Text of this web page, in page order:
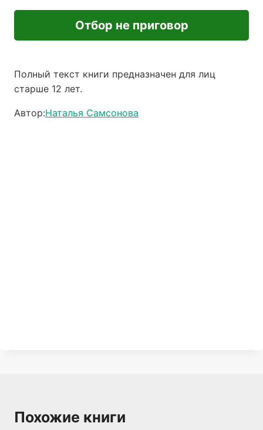
Отбор не приговор
Полный текст книги предназначен для лиц
старше 12 лет.
Автор:Наталья Самсонова
Похожие книги